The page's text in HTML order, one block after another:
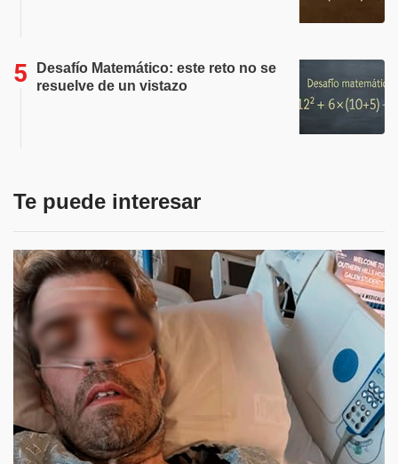
Desafío Matemático: este reto no se
resuelve de un vistazo
Te puede interesar